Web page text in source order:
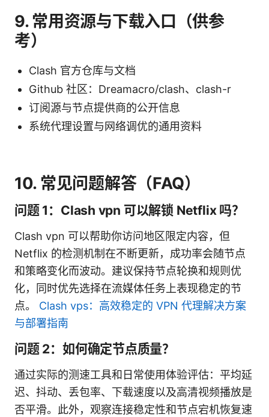
9. 常用资源与下载入口（供参
考）
Clash 官方仓库与文档
Github 社区：Dreamacro/clash、clash-r
订阅源与节点提供商的公开信息
系统代理设置与网络调优的通用资料
10. 常见问题解答（FAQ）
问题 1：Clash vpn 可以解锁 Netflix 吗？
Clash vpn 可以帮助你访问地区限定内容，但
Netflix 的检测机制在不断更新，成功率会随节点
和策略变化而波动。建议保持节点轮换和规则优
化，同时优先选择在流媒体任务上表现稳定的节
点。 Clash vps：高效稳定的 VPN 代理解决方案
与部署指南
问题 2：如何确定节点质量？
通过实际的测速工具和日常使用体验评估：平均延
迟、抖动、丢包率、下载速度以及高清视频播放是
否平滑。此外，观察连接稳定性和节点宕机恢复速